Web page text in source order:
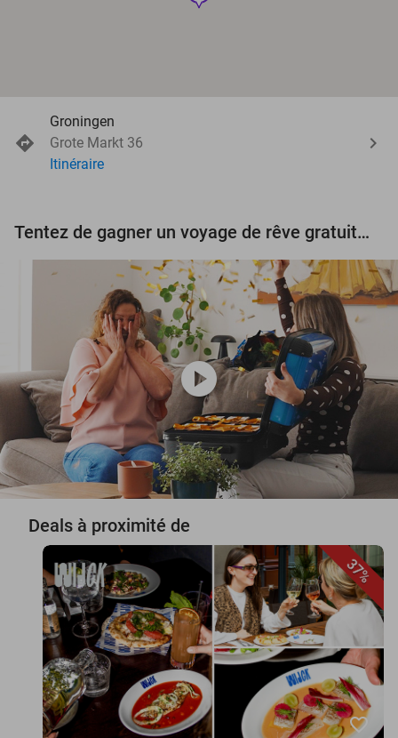
Groningen
Grote Markt 36
Itinéraire
Tentez de gagner un voyage de rêve gratuit d'une valeur de 3.000 € !
play_circle
Deals à proximité de
37%
favorite_border